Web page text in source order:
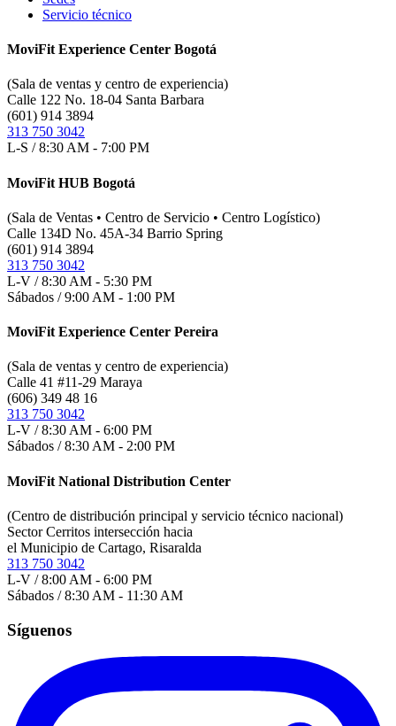
Servicio técnico
MoviFit Experience Center Bogotá
(Sala de ventas y centro de experiencia)
Calle 122 No. 18-04 Santa Barbara
(601) 914 3894
313 750 3042
L-S / 8:30 AM - 7:00 PM
MoviFit HUB Bogotá
(Sala de Ventas • Centro de Servicio • Centro Logístico)
Calle 134D No. 45A-34 Barrio Spring
(601) 914 3894
313 750 3042
L-V / 8:30 AM - 5:30 PM
Sábados / 9:00 AM - 1:00 PM
MoviFit Experience Center Pereira
(Sala de ventas y centro de experiencia)
Calle 41 #11-29 Maraya
(606) 349 48 16
313 750 3042
L-V / 8:30 AM - 6:00 PM
Sábados / 8:30 AM - 2:00 PM
MoviFit National Distribution Center
(Centro de distribución principal y servicio técnico nacional)
Sector Cerritos intersección hacia
el Municipio de Cartago, Risaralda
313 750 3042
L-V / 8:00 AM - 6:00 PM
Sábados / 8:30 AM - 11:30 AM
Síguenos